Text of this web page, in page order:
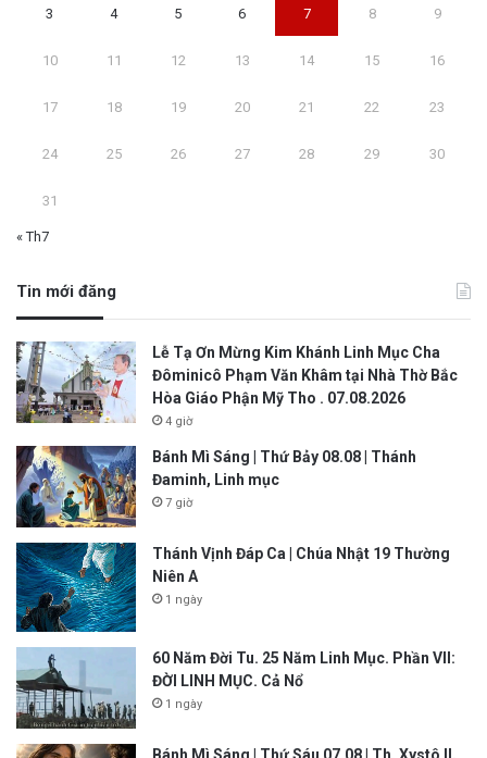
3 4 5 6 7 8 9
10 11 12 13 14 15 16
17 18 19 20 21 22 23
24 25 26 27 28 29 30
31
« Th7
Tin mới đăng
Lễ Tạ Ơn Mừng Kim Khánh Linh Mục Cha
Đôminicô Phạm Văn Khâm tại Nhà Thờ Bắc
Hòa Giáo Phận Mỹ Tho . 07.08.2026
4 giờ
Bánh Mì Sáng | Thứ Bảy 08.08 | Thánh
Đaminh, Linh mục
7 giờ
Thánh Vịnh Đáp Ca | Chúa Nhật 19 Thường
Niên A
1 ngày
60 Năm Đời Tu. 25 Năm Linh Mục. Phần VII:
ĐỜI LINH MỤC. Cả Nổ
1 ngày